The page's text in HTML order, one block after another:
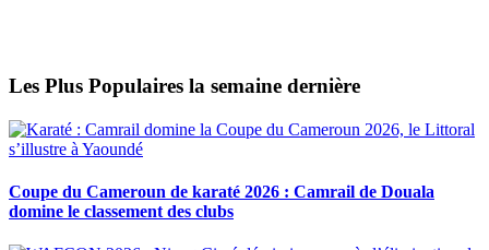
Les Plus Populaires la semaine dernière
Coupe du Cameroun de karaté 2026 : Camrail de Douala
domine le classement des clubs